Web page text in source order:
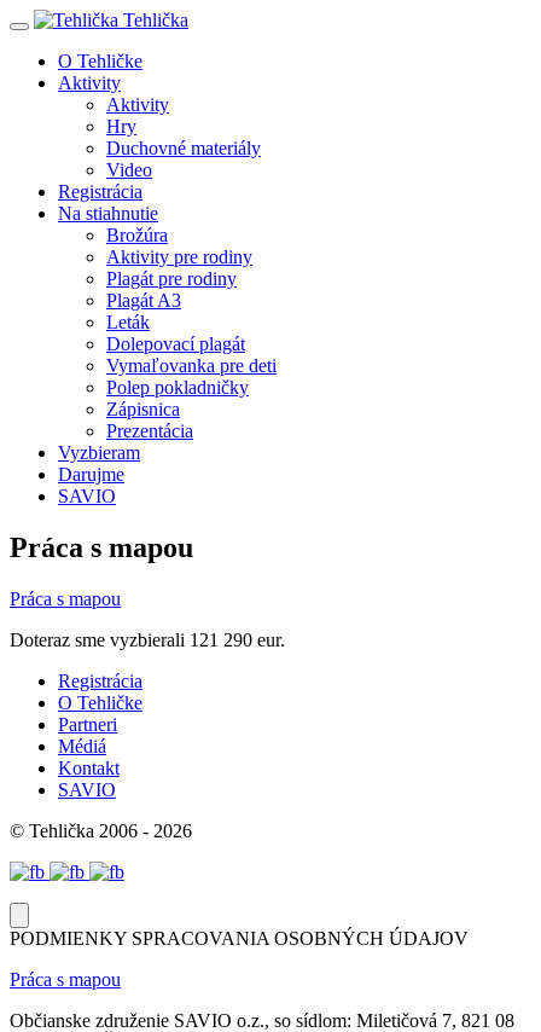
Tehlička
O Tehličke
Aktivity
Aktivity
Hry
Duchovné materiály
Video
Registrácia
Na stiahnutie
Brožúra
Aktivity pre rodiny
Plagát pre rodiny
Plagát A3
Leták
Dolepovací plagát
Vymaľovanka pre deti
Polep pokladničky
Zápisnica
Prezentácia
Vyzbieram
Darujme
SAVIO
Práca s mapou
Práca s mapou
Doteraz sme vyzbierali 121 290 eur.
Registrácia
O Tehličke
Partneri
Médiá
Kontakt
SAVIO
© Tehlička 2006 - 2026
PODMIENKY SPRACOVANIA OSOBNÝCH ÚDAJOV
Práca s mapou
Občianske združenie SAVIO o.z., so sídlom: Miletičová 7, 821 08